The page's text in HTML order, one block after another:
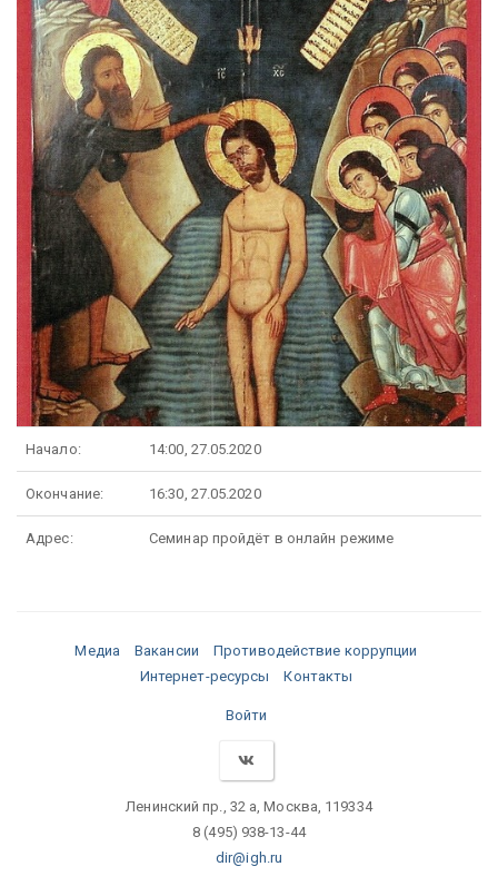
Начало: 14:00, 27.05.2020
Окончание: 16:30, 27.05.2020
Адрес: Семинар пройдёт в онлайн режиме
Медиа Вакансии
Противодействие коррупции
Интернет-ресурсы
Контакты
Войти
Ленинский пр., 32 а, Москва, 119334
8 (495) 938-13-44
dir@igh.ru